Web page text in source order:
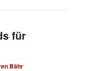
für
Bähr